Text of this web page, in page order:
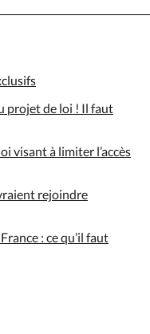
projet de loi ! Il faut
visant à limiter l’accès
rejoindre
: ce qu’il faut